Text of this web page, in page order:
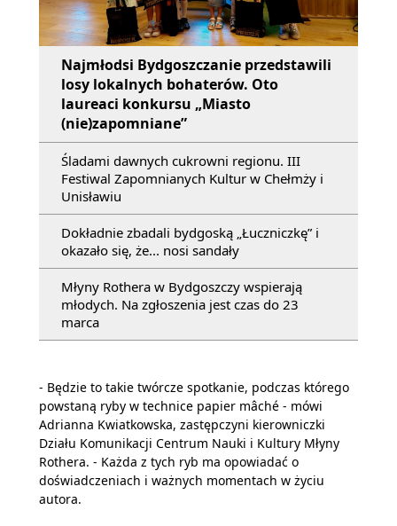
Najmłodsi Bydgoszczanie przedstawili
losy lokalnych bohaterów. Oto
laureaci konkursu „Miasto
(nie)zapomniane”
Śladami dawnych cukrowni regionu. III
Festiwal Zapomnianych Kultur w Chełmży i
Unisławiu
Dokładnie zbadali bydgoską „Łuczniczkę” i
okazało się, że... nosi sandały
Młyny Rothera w Bydgoszczy wspierają
młodych. Na zgłoszenia jest czas do 23
marca
- Będzie to takie twórcze spotkanie, podczas którego
powstaną ryby w technice papier mâché - mówi
Adrianna Kwiatkowska, zastępczyni kierowniczki
Działu Komunikacji Centrum Nauki i Kultury Młyny
Rothera. - Każda z tych ryb ma opowiadać o
doświadczeniach i ważnych momentach w życiu
autora.